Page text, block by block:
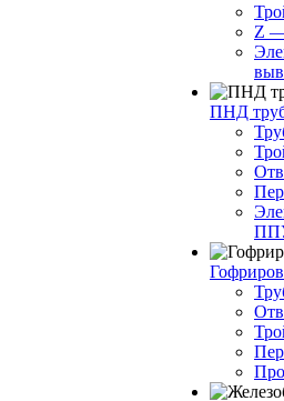
Z —
ПНД